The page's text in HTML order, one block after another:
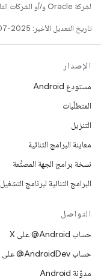
لشركة Oracle و/أو الشركات التابعة لها.
تاريخ التعديل الأخير: 2025-07-27 (حسب التوقيت العالمي المتفَّق عليه)
الإصدار
مستودع Android
المتطلّبات
التنزيل
معاينة البرامج الثنائية
نسخة برامج الجهة المصنِّعة
البرامج الثنائية لبرنامج التشغيل
التواصل
حساب ‎@Android على X
حساب ‎@AndroidDev على X
مدوّنة Android